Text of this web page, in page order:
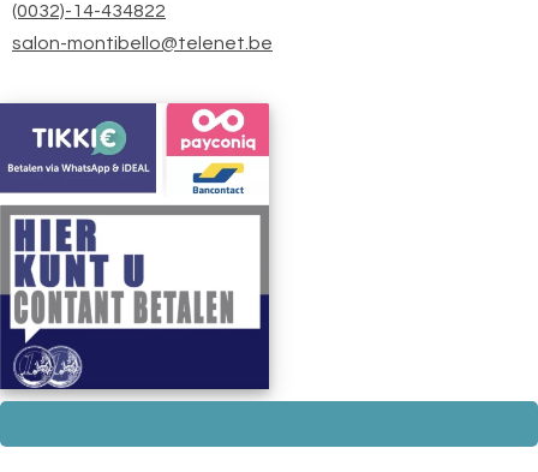
(0032)-14-434822
salon-montibello@telenet.be